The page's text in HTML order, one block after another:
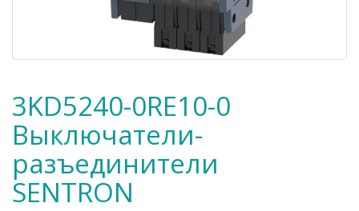
3KD5240-0RE10-0
Выключатели-
разъединители
SENTRON